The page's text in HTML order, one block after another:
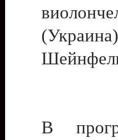
В